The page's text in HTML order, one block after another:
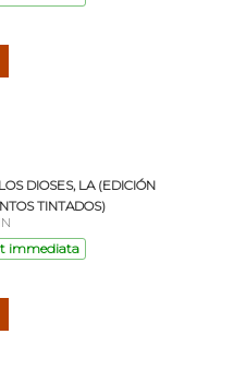
DIOSES, LA (EDICIÓN
TINTADOS)
immediata